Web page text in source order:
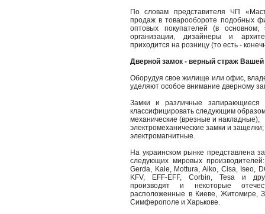
По словам представителя ЧП
продаж в товарообороте подобных
оптовых покупателей (в основном,
организации, дизайнеры и
приходится на розницу (то есть -
Дверной замок - верный страж Вашей
Оборудуя свое жилище или офис,
уделяют особое внимание дверному
Замки и различные запирающиеся
классифицировать следующим
механические (врезные и накладные);
электромеханические замки и защелки;
электромагнитные.
На украинском рынке представлена
следующих мировых
Gerda, Kale, Mottura, Aiko, Cisa, Iseo,
KFV, EFF-EFF, Corbin, Tesa и
производят и некоторые
расположенные в Киеве, Житомире,
Симферополе и Харькове.